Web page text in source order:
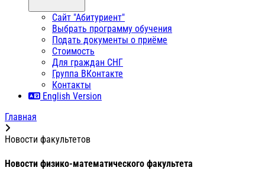
Сайт "Абитуриент"
Выбрать программу обучения
Подать документы о приёме
Стоимость
Для граждан СНГ
Группа ВКонтакте
Контакты
English Version
Главная
Новости факультетов
Новости физико-математического факультета